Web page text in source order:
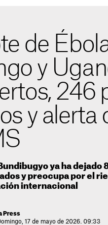
de
y
246
y alerta
ya ha dejado
y preocupa por el
internacional
Press
17 de mayo de 2026. 09:33